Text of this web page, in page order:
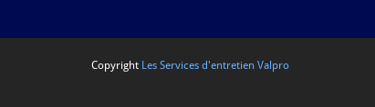
Copyright Les Services d'entretien Valpro